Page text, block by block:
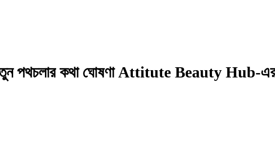
নতুন পথচলার কথা ঘোষণা Attitute Beauty Hub-